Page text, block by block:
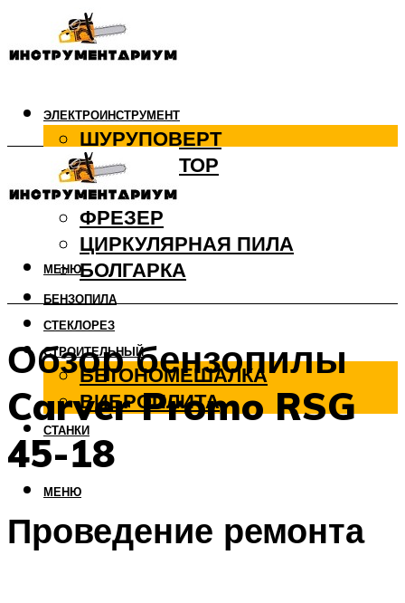
ЭЛЕКТРОИНСТРУМЕНТ
ШУРУПОВЕРТ
ПЕРФОРАТОР
ДРЕЛЬ
ФРЕЗЕР
ЦИРКУЛЯРНАЯ ПИЛА
БОЛГАРКА
БЕНЗОПИЛА
СТЕКЛОРЕЗ
СТРОИТЕЛЬНЫЙ
БЕТОНОМЕШАЛКА
ВИБРОПЛИТА
СТАНКИ
МЕНЮ
МЕНЮ
Обзор бензопилы
Carver Promo RSG
45-18
Проведение ремонта